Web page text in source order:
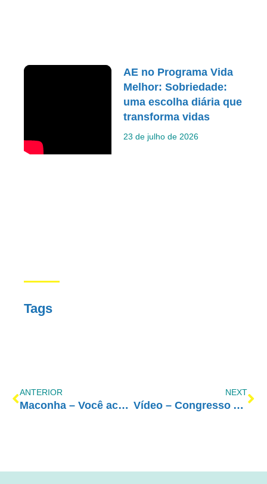
AE no Programa Vida
Melhor: Sobriedade:
uma escolha diária que
transforma vidas
23 de julho de 2026
Tags
ANTERIOR
Maconha – Você acha que legalizar resolve?
NEXT
Vídeo – Congresso AE 2017